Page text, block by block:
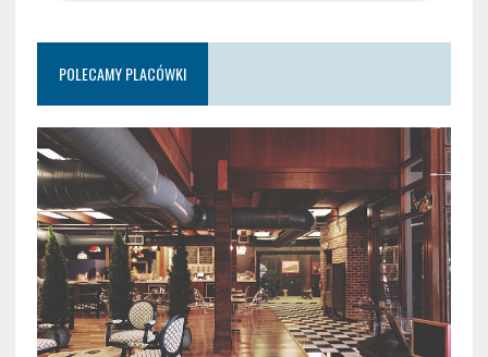
POLECAMY PLACÓWKI